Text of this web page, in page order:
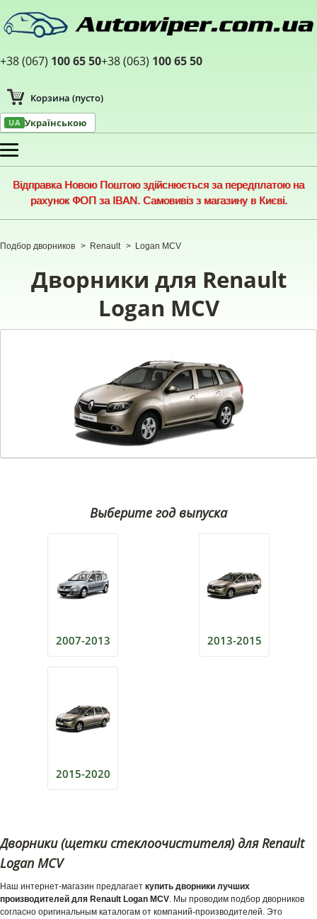
+38 (067) 100 65 50+38 (063) 100 65 50
Корзина (пусто)
UA Українською
Меню
Відправка Новою Поштою здійснюється за передплатою на
рахунок ФОП за IBAN. Самовивіз з магазину в Києві.
Подбор дворников > Renault > Logan MCV
Дворники для Renault
Logan MCV
Выберите год выпуска
2007-2013 2013-2015
2015-2020
Дворники (щетки стеклоочистителя) для Renault
Logan MCV
Наш интернет-магазин предлагает купить дворники лучших
производителей для Renault Logan MCV. Мы проводим подбор дворников
согласно оригинальным каталогам от компаний-производителей. Это